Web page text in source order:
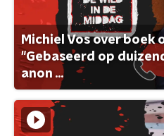
Michiel Vos over boek
"Gebaseerd op
anon ...